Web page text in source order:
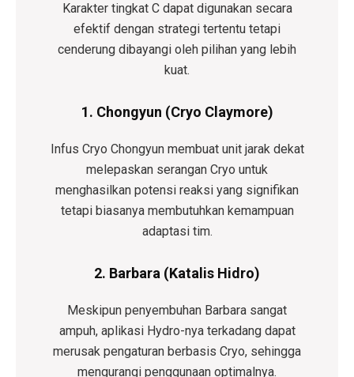
Karakter tingkat C dapat digunakan secara
efektif dengan strategi tertentu tetapi
cenderung dibayangi oleh pilihan yang lebih
kuat.
1. Chongyun (Cryo Claymore)
Infus Cryo Chongyun membuat unit jarak dekat
melepaskan serangan Cryo untuk
menghasilkan potensi reaksi yang signifikan
tetapi biasanya membutuhkan kemampuan
adaptasi tim.
2. Barbara (Katalis Hidro)
Meskipun penyembuhan Barbara sangat
ampuh, aplikasi Hydro-nya terkadang dapat
merusak pengaturan berbasis Cryo, sehingga
mengurangi penggunaan optimalnya.